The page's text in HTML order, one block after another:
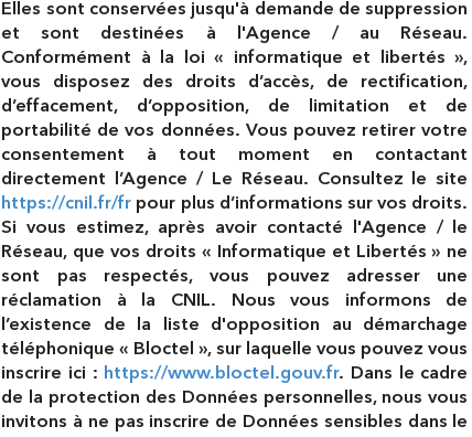
Elles sont conservées jusqu'à demande de suppression
et sont destinées à l'Agence / au Réseau.
Conformément à la loi « informatique et libertés »,
vous disposez des droits d’accès, de rectification,
d’effacement, d’opposition, de limitation et de
portabilité de vos données. Vous pouvez retirer votre
consentement à tout moment en contactant
directement l’Agence / Le Réseau. Consultez le site
https://cnil.fr/fr pour plus d’informations sur vos droits.
Si vous estimez, après avoir contacté l'Agence / le
Réseau, que vos droits « Informatique et Libertés » ne
sont pas respectés, vous pouvez adresser une
réclamation à la CNIL. Nous vous informons de
l’existence de la liste d'opposition au démarchage
téléphonique « Bloctel », sur laquelle vous pouvez vous
inscrire ici : https://www.bloctel.gouv.fr. Dans le cadre
de la protection des Données personnelles, nous vous
invitons à ne pas inscrire de Données sensibles dans le